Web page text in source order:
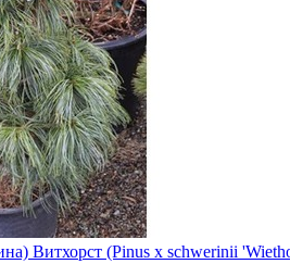
Витхорст (Pinus x schwerinii